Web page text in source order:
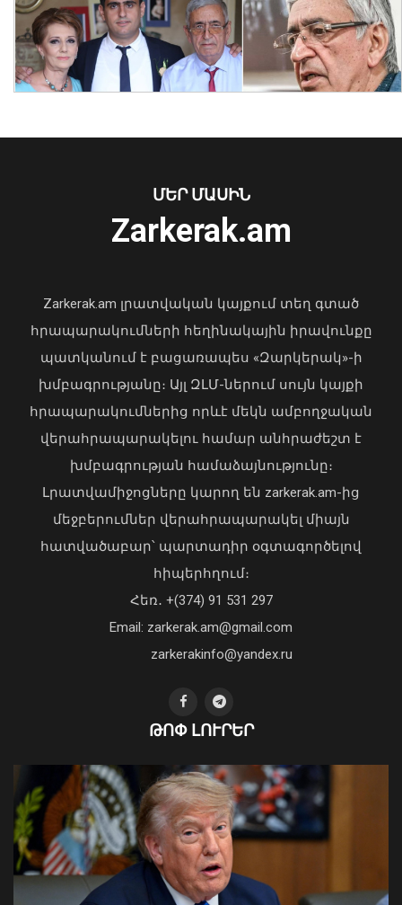
Ինչպե՞ս է շոգն ազդում սրտի վրա և
ինչպես պաշտպանվել. ԱՆ-ի
խորհուրդները
05 Օգոստոս, 2026 23:17
Ռաիսա Մկրտչյանի
ծախսերը փոխհատուցելու
նպատակով ԿԳՄՍՆ-ին կհատկացվի
1,697.0 հազար դրամ
Գազամատակարարման պլանային
Ստեփանավան, Գյումրի քաղաքների
մի շարք հասցեներում
05 Օգոստոս, 2026 22:36
«Պարտվեցինք դաժան հիվանդության
04 Օգոստոս, 2026 19:12
Վարչապետ Փաշինյանն այցելել է
«ԷԼԵՎԵՅԹ ԷՅԱՅ» արհեստական
բանականության գործարան
ՄԵՐ ՄԱՍԻՆ
Zarkerak.am
Zarkerak.am լրատվական կայքում տեղ գտած
հրապարակումների հեղինակային իրավունքը
պատկանում է բացառապես «Զարկերակ»-ի
խմբագրությանը։ Այլ ԶԼՄ-ներում սույն կայքի
հրապարակումներից որևէ մեկն ամբողջական
վերահրապարակելու համար անհրաժեշտ է
խմբագրության համաձայնությունը։
Լրատվամիջոցները կարող են zarkerak.am-ից
մեջբերումներ վերահրապարակել միայն
հատվածաբար՝ պարտադիր օգտագործելով
հիպերհղում։
Հեռ․ +(374) 91 531 297
Email: zarkerak.am@gmail.com
zarkerakinfo@yandex.ru
ԹՈՓ ԼՈՒՐԵՐ